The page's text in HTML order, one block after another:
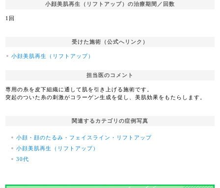
小顔美肌再生（リフトアップ）の治療期間／回数
1回
受けた施術（公式へリンク）
小顔美肌再生（リフトアップ）
担当医のコメント
専用の糸を皮下組織に通して肌を引き上げる施術です。
突起のついた糸の刺激がコラーゲン生成を促し、美肌効果をもたらします。
関連するカテゴリの症例写真
小顔・顔のたるみ・フェイスライン・リフトアップ
小顔美肌再生（リフトアップ）
30代